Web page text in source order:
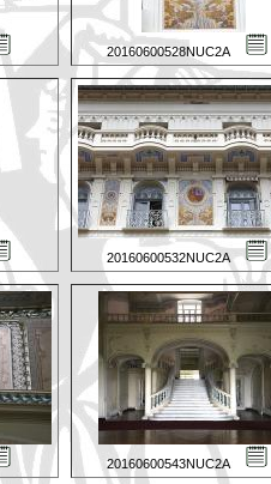
20160600528NUC2A
20160600532NUC2A
20160600543NUC2A